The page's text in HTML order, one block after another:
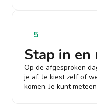
5
Stap in en
Op de afgesproken
je af. Je kiest zelf of
komen. Je kunt